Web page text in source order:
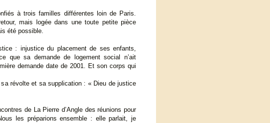
à trois familles différentes loin de Paris.
mais logée dans une toute petite pièce
été possible.
: injustice du placement de ses enfants,
que sa demande de logement social n’ait
demande date de 2001. Et son corps qui
révolte et sa supplication : « Dieu de justice
de La Pierre d’Angle des réunions pour
les préparions ensemble : elle parlait, je